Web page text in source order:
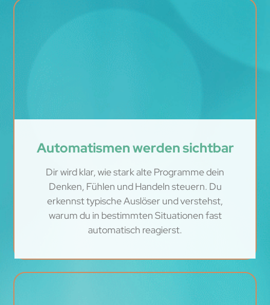
Automatismen werden sichtbar
Dir wird klar, wie stark alte Programme dein
Denken, Fühlen und Handeln steuern. Du
erkennst typische Auslöser und verstehst,
warum du in bestimmten Situationen fast
automatisch reagierst.